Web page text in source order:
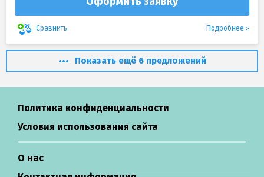
Сравнить Подробнее
Показать ещё 6 предложений
Политика конфиденциальности
Условия использования сайта
О нас